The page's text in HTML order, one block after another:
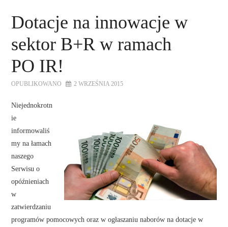
SZKOLENIA
ZADAJ PYTANIE
KONTAKT
Dotacje na innowacje w
sektor B+R w ramach
PO IR!
OPUBLIKOWANO 2 WRZEŚNIA 2015
Niejednokrotn
ie
informowaliś
my na łamach
naszego
Serwisu o
opóźnieniach
w
zatwierdzaniu
programów pomocowych oraz w ogłaszaniu naborów na dotacje w